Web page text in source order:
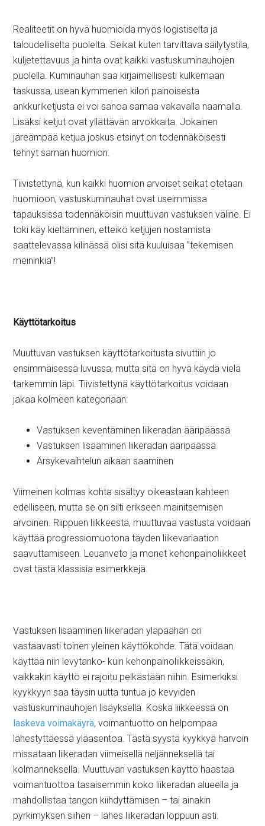
Realiteetit on hyvä huomioida myös logistiselta ja
taloudelliselta puolelta. Seikat kuten tarvittava säilytystila,
kuljetettavuus ja hinta ovat kaikki vastuskuminauhojen
puolella. Kuminauhan saa kirjaimellisesti kulkemaan
taskussa, usean kymmenen kilon painoisesta
ankkuriketjusta ei voi sanoa samaa vakavalla naamalla.
Lisäksi ketjut ovat yllättävän arvokkaita. Jokainen
järeämpää ketjua joskus etsinyt on todennäköisesti
tehnyt saman huomion.
Tiivistettynä, kun kaikki huomion arvoiset seikat otetaan
huomioon, vastuskuminauhat ovat useimmissa
tapauksissa todennäköisin muuttuvan vastuksen väline. Ei
toki käy kieltäminen, etteikö ketjujen nostamista
saattelevassa kilinässä olisi sitä kuuluisaa ”tekemisen
meininkiä”!
Käyttötarkoitus
Muuttuvan vastuksen käyttötarkoitusta sivuttiin jo
ensimmäisessä luvussa, mutta sitä on hyvä käydä vielä
tarkemmin läpi. Tiivistettynä käyttötarkoitus voidaan
jakaa kolmeen kategoriaan:
Vastuksen keventäminen liikeradan ääripäässä
Vastuksen lisääminen liikeradan ääripäässä
Ärsykevaihtelun aikaan saaminen
Viimeinen kolmas kohta sisältyy oikeastaan kahteen
edelliseen, mutta se on silti erikseen mainitsemisen
arvoinen. Riippuen liikkeestä, muuttuvaa vastusta voidaan
käyttää progressiomuotona täyden liikevariaation
saavuttamiseen. Leuanveto ja monet kehonpainoliikkeet
ovat tästä klassisia esimerkkejä.
Vastuksen lisääminen liikeradan yläpäähän on
vastaavasti toinen yleinen käyttökohde. Tätä voidaan
käyttää niin levytanko- kuin kehonpainoliikkeissäkin,
vaikkakin käyttö ei rajoitu pelkästään niihin. Esimerkiksi
kyykkyyn saa täysin uutta tuntua jo kevyiden
vastuskuminauhojen lisäyksellä. Koska liikkeessä on
laskeva voimakäyrä, voimantuotto on helpompaa
lähestyttäessä yläasentoa. Tästä syystä kyykkyä harvoin
missataan liikeradan viimeisellä neljänneksellä tai
kolmanneksella. Muuttuvan vastuksen käyttö haastaa
voimantuottoa tasaisemmin koko liikeradan alueella ja
mahdollistaa tangon kiihdyttämisen – tai ainakin
pyrkimyksen siihen – lähes liikeradan loppuun asti.